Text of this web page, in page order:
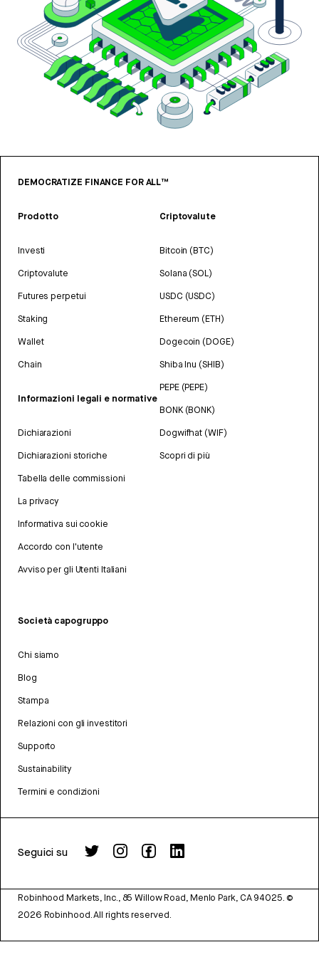
DEMOCRATIZE FINANCE FOR ALL™
Prodotto
Investi
Criptovalute
Futures perpetui
Staking
Wallet
Chain
Informazioni legali e normative
Dichiarazioni
Dichiarazioni storiche
Tabella delle commissioni
La privacy
Informativa sui cookie
Accordo con l'utente
Avviso per gli Utenti Italiani
Criptovalute
Bitcoin (BTC)
Solana (SOL)
USDC (USDC)
Ethereum (ETH)
Dogecoin (DOGE)
Shiba Inu (SHIB)
PEPE (PEPE)
BONK (BONK)
Dogwifhat (WIF)
Scopri di più
Società capogruppo
Chi siamo
Blog
Stampa
Relazioni con gli investitori
Supporto
Sustainability
Termini e condizioni
Seguici su
Robinhood Markets, Inc., 85 Willow Road, Menlo Park, CA 94025. ©
2026 Robinhood. All rights reserved.